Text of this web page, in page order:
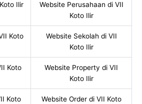
Ilir
Website Perusahaan di VII
Koto Ilir
Koto
Website Sekolah di VII
Koto Ilir
Koto
Website Property di VII
Koto Ilir
Koto
Website Order di VII Koto